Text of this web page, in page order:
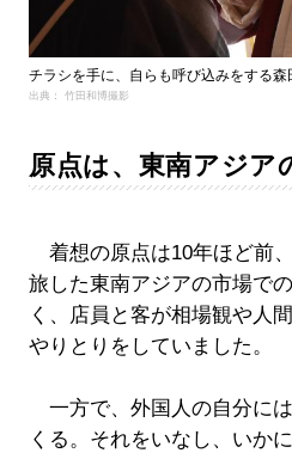
チラシを手に、自らも呼び込みをする
出典： 竹田和博撮影
原点は、東南アジア
着想の原点は10年ほど前
旅した東南アジアの市場で
く、店員と客が相場観や人
やりとりをしていました。
一方で、外国人の自分に
くる。それをいなし、いか